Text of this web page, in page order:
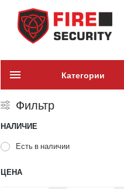
Категории
Фильтр
НАЛИЧИЕ
Есть в наличии
ЦЕНА